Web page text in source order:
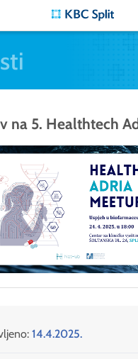
na 5. Healthtech
14.4.2025.